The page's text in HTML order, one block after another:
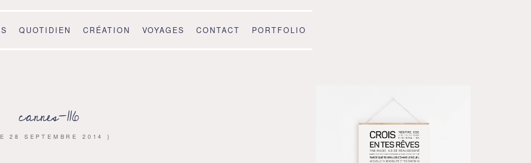
QUOTIDIEN CRÉATION VOYAGES CONTACT PORTFOLIO
cannes-116
28 SEPTEMBRE 2014 }